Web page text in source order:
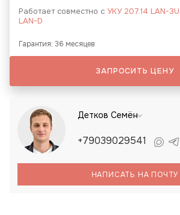
Работает совместно с УКУ 207.14 LAN-3U
LAN-D
Гарантия: 36 месяцев
ЗАПРОСИТЬ ЦЕНУ
Детков Семён
+79039029541
НАПИСАТЬ НА ПОЧТУ